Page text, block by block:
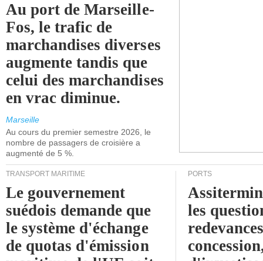
Au port de Marseille-
Fos, le trafic de
marchandises diverses
augmente tandis que
celui des marchandises
en vrac diminue.
Marseille
Au cours du premier semestre 2026, le
nombre de passagers de croisière a
augmenté de 5 %.
TRANSPORT MARITIME
Le gouvernement
suédois demande que
le système d'échange
de quotas d'émission
PORTS
les